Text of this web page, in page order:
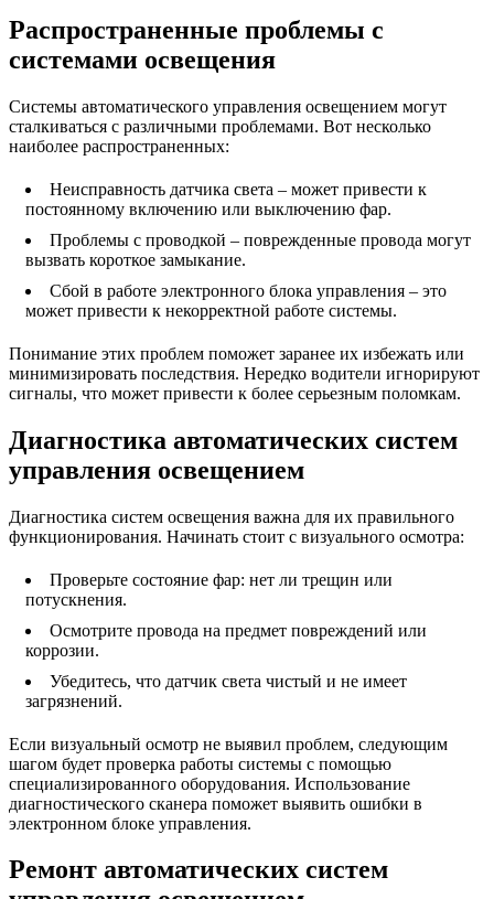
Распространенные проблемы с
системами освещения
Системы автоматического управления освещением могут
сталкиваться с различными проблемами. Вот несколько
наиболее распространенных:
Неисправность датчика света – может привести к
постоянному включению или выключению фар.
Проблемы с проводкой – поврежденные провода могут
вызвать короткое замыкание.
Сбой в работе электронного блока управления – это
может привести к некорректной работе системы.
Понимание этих проблем поможет заранее их избежать или
минимизировать последствия. Нередко водители игнорируют
сигналы, что может привести к более серьезным поломкам.
Диагностика автоматических систем
управления освещением
Диагностика систем освещения важна для их правильного
функционирования. Начинать стоит с визуального осмотра:
Проверьте состояние фар: нет ли трещин или
потускнения.
Осмотрите провода на предмет повреждений или
коррозии.
Убедитесь, что датчик света чистый и не имеет
загрязнений.
Если визуальный осмотр не выявил проблем, следующим
шагом будет проверка работы системы с помощью
специализированного оборудования. Использование
диагностического сканера поможет выявить ошибки в
электронном блоке управления.
Ремонт автоматических систем